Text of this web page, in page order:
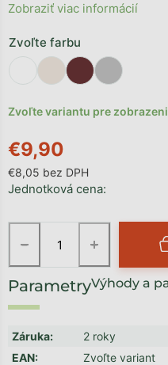
€9,90
€8,05 bez DPH
Jednotková cena:
Zvoľte variantu pre
Zvoľte farbu
+
−
Výhody a
Záruka:
2 roky
EAN:
Zvoľte variant
Zobraziť viac informácií